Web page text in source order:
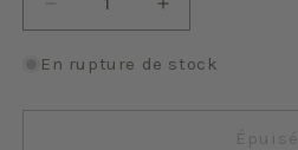
Réduire
la
quantité
Tressé
Augmenter
la
quantité
Tressé
En rupture de stock
Épuisé